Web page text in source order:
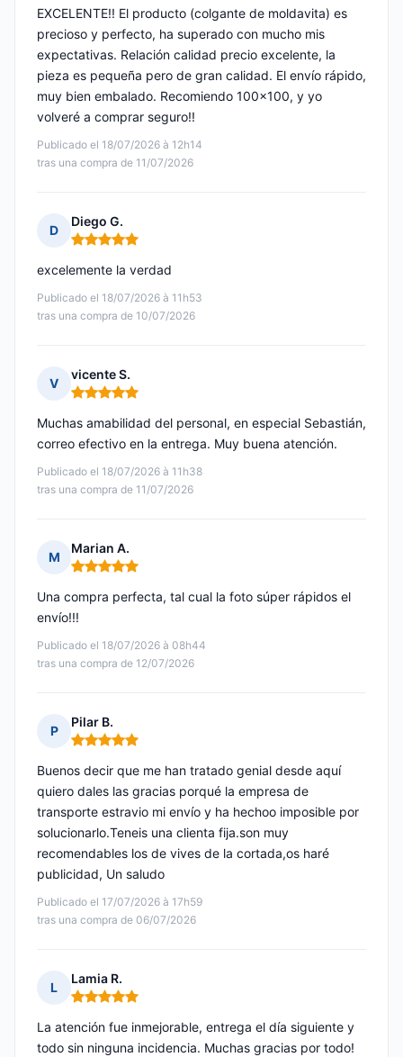
Publicado el 18/07/2026 à 12h14
tras una compra de 11/07/2026
EXCELENTE!! El producto (colgante de moldavita) es
precioso y perfecto, ha superado con mucho mis
expectativas. Relación calidad precio excelente, la
pieza es pequeña pero de gran calidad. El envío rápido,
muy bien embalado. Recomiendo 100x100, y yo
volveré a comprar seguro!!
D
Diego G.
Nota: 5 de 5
Publicado el 18/07/2026 à 11h53
tras una compra de 10/07/2026
excelemente la verdad
V
vicente S.
Nota: 5 de 5
Publicado el 18/07/2026 à 11h38
tras una compra de 11/07/2026
Muchas amabilidad del personal, en especial Sebastián,
correo efectivo en la entrega. Muy buena atención.
M
Marian A.
Nota: 5 de 5
Publicado el 18/07/2026 à 08h44
tras una compra de 12/07/2026
Una compra perfecta, tal cual la foto súper rápidos el
envío!!!
P
Pilar B.
Nota: 5 de 5
Publicado el 17/07/2026 à 17h59
tras una compra de 06/07/2026
Buenos decir que me han tratado genial desde aquí
quiero dales las gracias porqué la empresa de
transporte estravio mi envío y ha hechoo imposible por
solucionarlo.Teneis una clienta fija.son muy
recomendables los de vives de la cortada,os haré
publicidad, Un saludo
L
Lamia R.
Nota: 5 de 5
La atención fue inmejorable, entrega el día siguiente y
todo sin ninguna incidencia. Muchas gracias por todo!